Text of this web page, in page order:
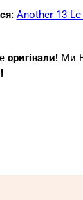
Another 13 Le
оригінали!Ми